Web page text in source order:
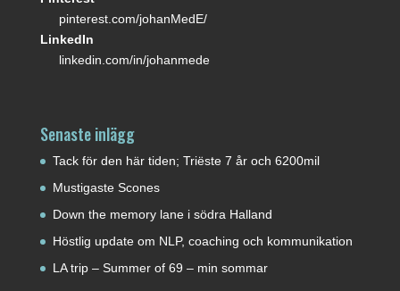
pinterest.com/johanMedE/
LinkedIn
linkedin.com/in/johanmede
Senaste inlägg
Tack för den här tiden; Triëste 7 år och 6200mil
Mustigaste Scones
Down the memory lane i södra Halland
Höstlig update om NLP, coaching och kommunikation
LA trip – Summer of 69 – min sommar